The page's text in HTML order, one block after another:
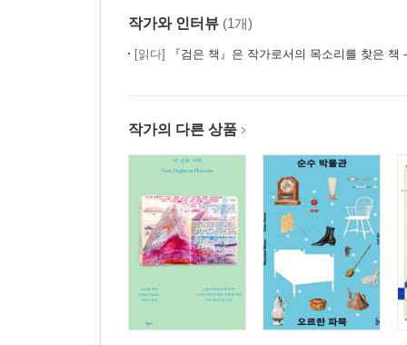
28. 나를 살인자라고 부를 것이다
29. 나는 여러분의 에니시테요
32. 나는, 셰큐레
작가와 인터뷰 (1개)
[읽다] 『검은 책』은 작가로서의 목소리를 찾은 책 - 2006 노벨문학상 수상 작
작가의 다른 상품